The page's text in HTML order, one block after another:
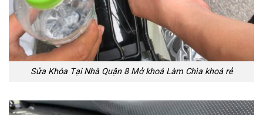
Sửa Khóa Tại Nhà Quận 8 Mở khoá Làm Chìa khoá rẻ